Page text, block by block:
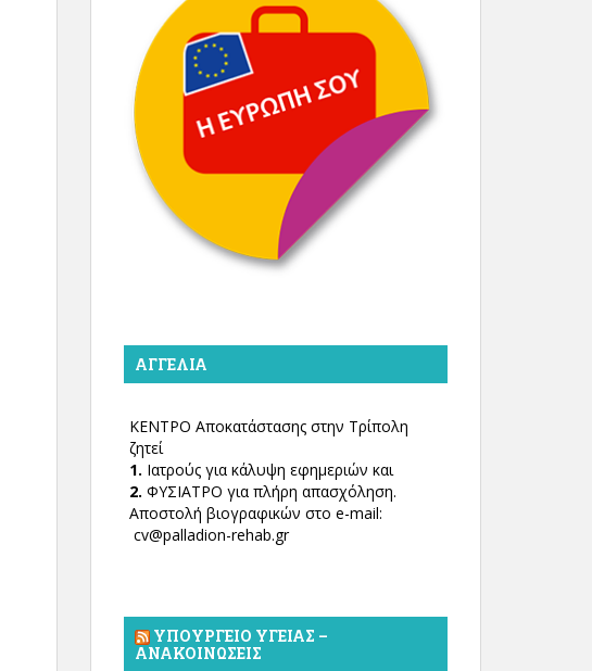
ΑΓΓΕΛΊΑ
ΚΕΝΤΡΟ Αποκατάστασης στην Τρίπολη
ζητεί
1. Ιατρούς για κάλυψη εφημεριών και
2. ΦΥΣΙΑΤΡΟ για πλήρη απασχόληση.
Αποστολή βιογραφικών στο e-mail:
cv@palladion-rehab.gr
ΥΠΟΥΡΓΕΊΟ ΥΓΕΊΑΣ –
ΑΝΑΚΟΙΝΏΣΕΙΣ